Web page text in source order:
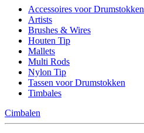
Accessoires voor Drumstokken
Artists
Brushes & Wires
Houten Tip
Mallets
Multi Rods
Nylon Tip
Tassen voor Drumstokken
Timbales
Cimbalen